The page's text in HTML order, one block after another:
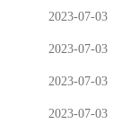
2023-07-03
2023-07-03
2023-07-03
2023-07-03